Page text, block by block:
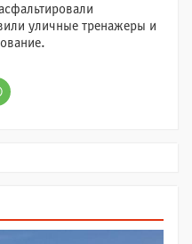
уличные тренажеры и